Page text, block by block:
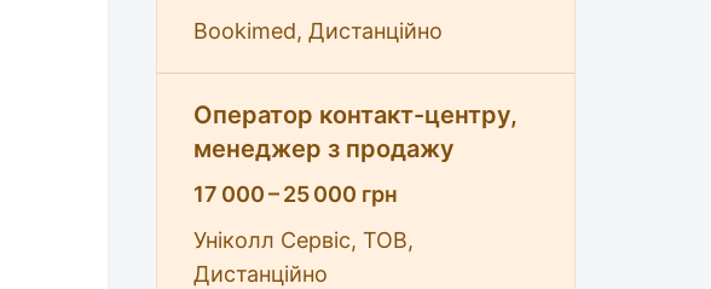
Bookimed, Дистанційно
Оператор контакт-центру,
менеджер з продажу
17 000 – 25 000 грн
Уніколл Сервіс, ТОВ,
Дистанційно